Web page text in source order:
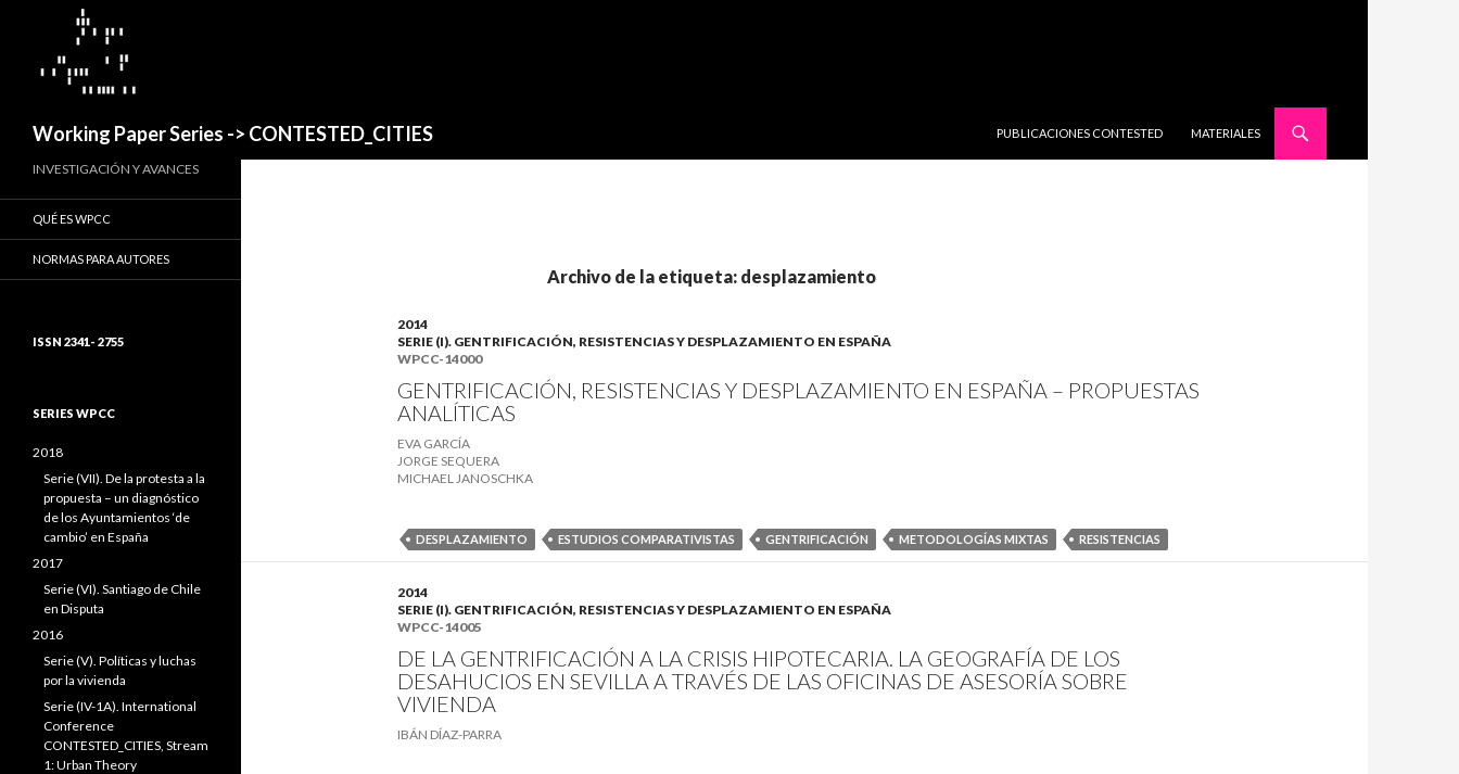
Working Paper Series -> CONTESTED_CITIES
PUBLICACIONES CONTESTED
MATERIALES
Archivo de la etiqueta: desplazamiento
2014
SERIE (I). GENTRIFICACIÓN, RESISTENCIAS Y DESPLAZAMIENTO EN ESPAÑA
WPCC-14000
GENTRIFICACIÓN, RESISTENCIAS Y DESPLAZAMIENTO EN ESPAÑA – PROPUESTAS
ANALÍTICAS
EVA GARCÍA
JORGE SEQUERA
MICHAEL JANOSCHKA
DESPLAZAMIENTO ESTUDIOS COMPARATIVISTAS GENTRIFICACIÓN METODOLOGÍAS MIXTAS RESISTENCIAS
2014
SERIE (I). GENTRIFICACIÓN, RESISTENCIAS Y DESPLAZAMIENTO EN ESPAÑA
WPCC-14005
DE LA GENTRIFICACIÓN A LA CRISIS HIPOTECARIA. LA GEOGRAFÍA DE LOS
DESAHUCIOS EN SEVILLA A TRAVÉS DE LAS OFICINAS DE ASESORÍA SOBRE
VIVIENDA
IBÁN DÍAZ-PARRA
INVESTIGACIÓN Y AVANCES
QUÉ ES WPCC
NORMAS PARA AUTORES
ISSN 2341- 2755
SERIES WPCC
2018
Serie (VII). De la protesta a la
propuesta – un diagnóstico
de los Ayuntamientos ‘de
cambio’ en España
2017
Serie (VI). Santiago de Chile
en Disputa
2016
Serie (V). Políticas y luchas
por la vivienda
Serie (IV-1A). International
Conference
CONTESTED_CITIES, Stream
1: Urban Theory